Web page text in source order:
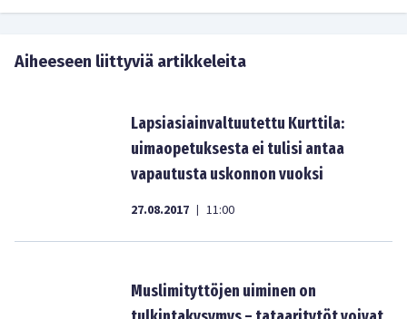
Aiheeseen liittyviä artikkeleita
Lapsiasiainvaltuutettu Kurttila:
uimaopetuksesta ei tulisi antaa
vapautusta uskonnon vuoksi
27.08.2017 | 11:00
Muslimityttöjen uiminen on